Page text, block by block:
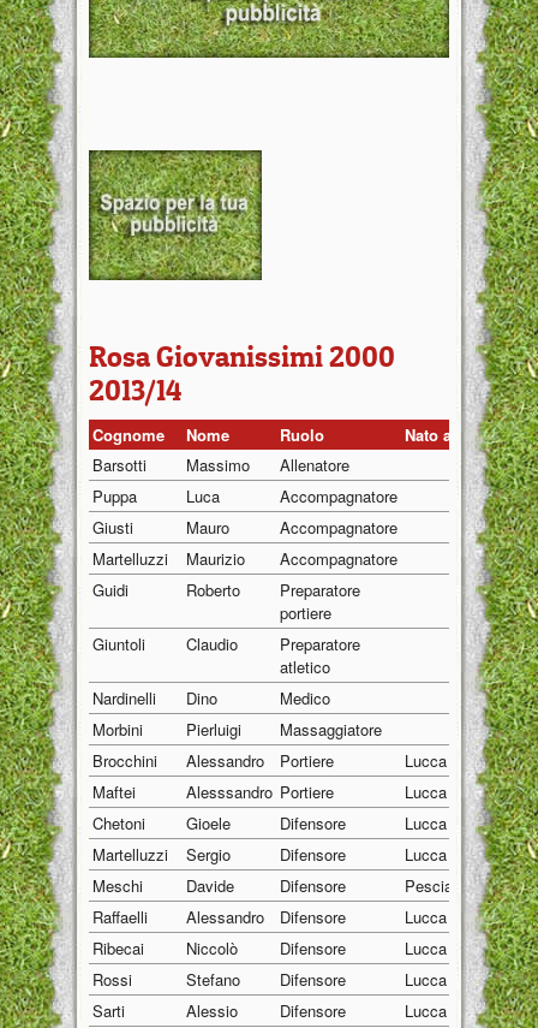
Rosa Giovanissimi 2000
2013/14
Cognome Nome Ruolo Nato a
Nato il
Barsotti
Massimo Allenatore
01/01/
Puppa
Luca Accompagnatore
01/01/
Giusti
Mauro Accompagnatore
01/01/
Martelluzzi
Maurizio Accompagnatore
01/01/
Guidi
Roberto
Preparatore
portiere
01/01/
Giuntoli Claudio
Preparatore
atletico
01/01/
Nardinelli Dino Medico
01/01/
Morbini
Pierluigi Massaggiatore
01/01/
Brocchini
Alessandro Portiere Lucca
19/04/
Maftei
Alesssandro Portiere Lucca
01/02/
Chetoni
Gioele Difensore Lucca
31/01/
Martelluzzi
Sergio Difensore Lucca
14/02/
Meschi
Davide Difensore Pescia
10/02/
Raffaelli
Alessandro Difensore Lucca
16/05/
Ribecai
Niccolò Difensore Lucca
18/04/
Rossi
Stefano Difensore Lucca
10/02/
Sarti
Alessio Difensore Lucca
04/05/